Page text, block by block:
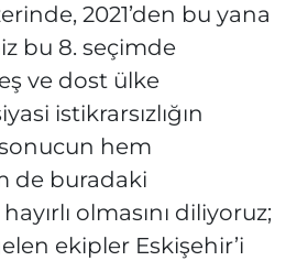
2021’den bu yana
bu 8. seçimde
ve dost ülke
istikrarsızlığın
hem
de buradaki
olmasını diliyoruz;
ekipler Eskişehir’i